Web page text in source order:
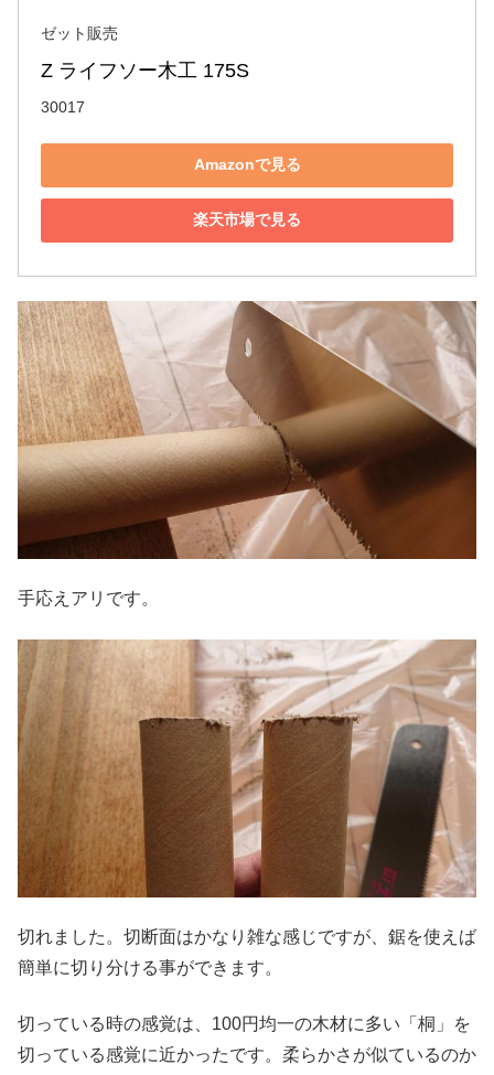
ゼット販売
Z ライフソー木工 175S
30017
Amazonで見る
楽天市場で見る
手応えアリです。
切れました。切断面はかなり雑な感じですが、鋸を使えば
簡単に切り分ける事ができます。
切っている時の感覚は、100円均一の木材に多い「桐」を
切っている感覚に近かったです。柔らかさが似ているのか